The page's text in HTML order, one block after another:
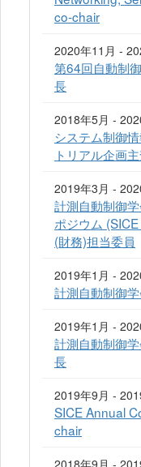
co-chair
2020年11月 -
第64回自動制
長
2018年5月 -
システム制御
トリアル企画
2019年3月 -
計測自動制御
ポジウム
(財務)担当委員
2019年1月 -
計測自動制御
2019年1月 -
計測自動制御
長
2019年9月 -
SICE Annual
chair
2018年9月 -